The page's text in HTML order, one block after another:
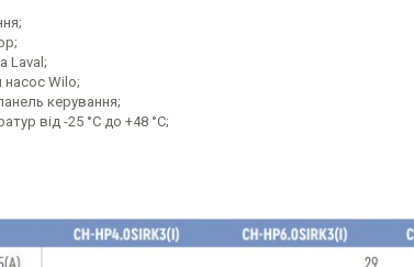
Laval;
насос Wilo;
керування;
від -25 °C до +48 °C;